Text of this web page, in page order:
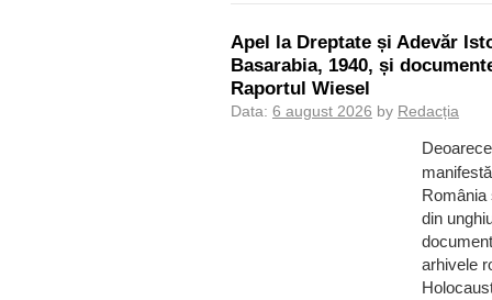
Apel la Dreptate și Adevăr
Basarabia, 1940, și
Raportul Wiesel
Data: 6 august 2026 by Redacția
România
din
arhivele